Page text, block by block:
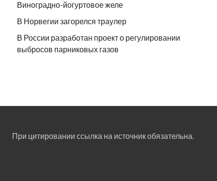
Виноградно-йогуртовое желе
В Норвегии загорелся траулер
В России разработан проект о регулировании
выбросов парниковых газов
При цитировании ссылка на источник обязательна.